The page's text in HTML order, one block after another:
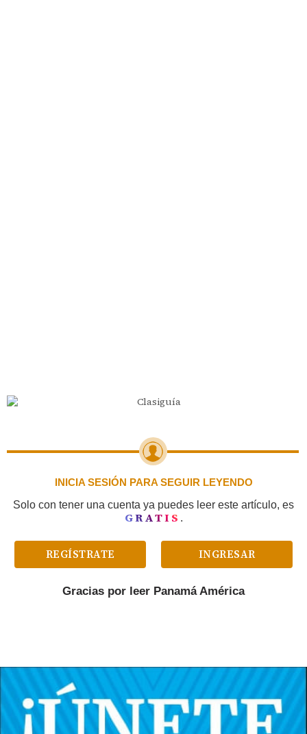
INICIA SESIÓN PARA SEGUIR LEYENDO
Solo con tener una cuenta ya puedes leer este artículo, es
GRATIS .
REGÍSTRATE INGRESAR
Gracias por leer Panamá América